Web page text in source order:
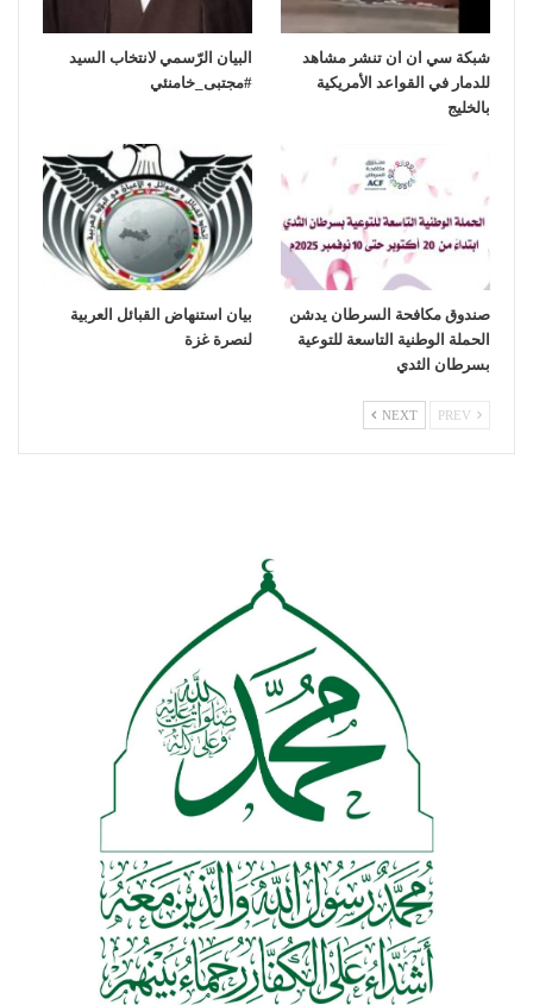
شبكة سي ان ان تنشر مشاهد
للدمار في القواعد الأمريكية
بالخليج
‏البيان الرّسمي لانتخاب السيد
صندوق مكافحة السرطان يدشن
الحملة الوطنية التاسعة للتوعية
بسرطان الثدي
بيان استنهاض القبائل العربية
لنصرة غزة
NEXT